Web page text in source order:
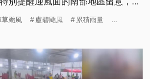
氣象專家提醒，未來幾天高屏也將
颱風 盧碧颱風 累積雨量 ...